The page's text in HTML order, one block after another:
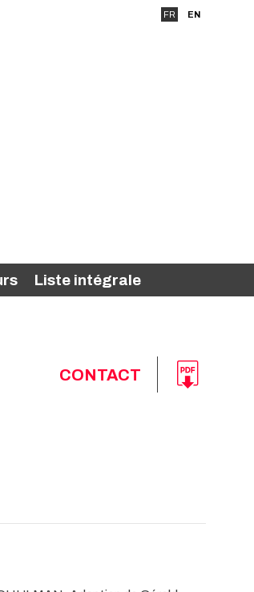
FR EN
Liste intégrale
CONTACT